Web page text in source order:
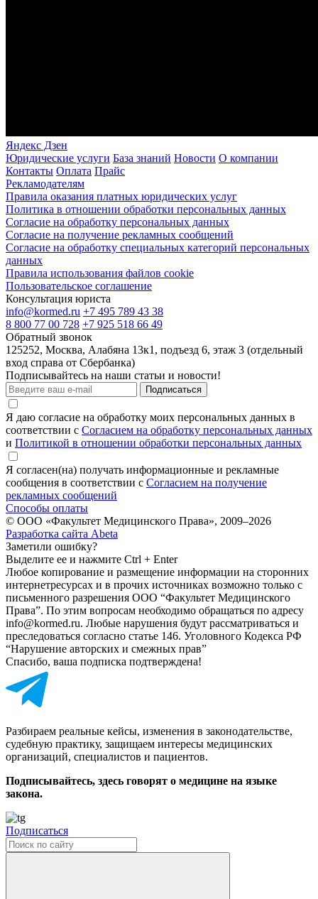
Яндекс Дзен
Юридические услуги База знаний Новости О компании
Контакты Оплата Прайс
Рекламодателям
Правила оказания платных юридических услуг
Политика в отношении обработки персональных данных
Согласие на обработку персональных данных
Согласие на получение рекламных сообщений
Согласие на обработку специальных категорий персональных
данных
Правила использования файлов cookie
Пользовательское соглашение
Консультация юриста
info@kormed.ru +7 495 789 43 38
8 800 77 00 728 +7 925 518 66 49
Обратный звонок
125252, Москва, Алабяна 13к1, подъезд 6, этаж 3 (отдельный
вход справа от Сбербанка)
Подписывайтесь на наши статьи и новости!
Подписаться
Я даю согласие на обработку моих персональных данных в
соответствии с Согласием на обработку персональных данных
и Политикой в отношении обработки персональных данных
Я согласен(на) получать информационные и рекламные
сообщения в соответствии с Согласием на получение
рекламных сообщений
Способы оплаты
© ООО «Факультет Медицинского Права», 2009–2026
Разработка сайта Abeta
Заметили ошибку?
Выделите ее и нажмите Ctrl + Enter
Любое копирование и размещение информации на сторонних
интернет­ресурсах и в прочих источниках возможно только с
письменного разрешения ООО “Факультет Медицинского
Права”. По этим вопросам необходимо обращаться по адресу
info@kormed.ru. Любые нарушения будут рассматриваться и
преследоваться согласно статье 146. Уголовного Кодекса РФ
“Нарушение авторских и смежных прав”
Спасибо, ваша подписка подтверждена!
Разбираем реальные кейсы, изменения в законодательстве,
судебную практику, защищаем интересы медицинских
организаций, специалистов и пациентов.
Подписывайтесь, здесь говорят о медицине на языке
закона.
Подписаться